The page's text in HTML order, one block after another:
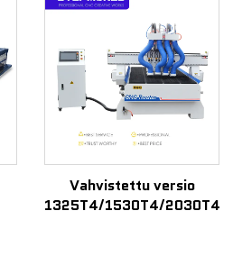
Vahvistettu versio
1325T4/1530T4/2030T4